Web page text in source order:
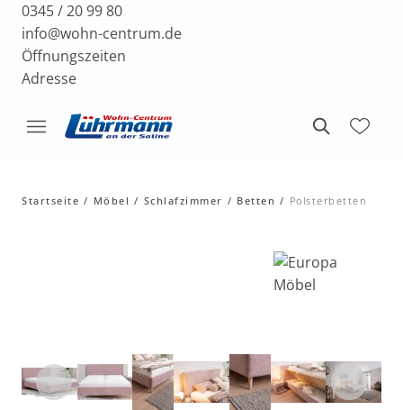
0345 / 20 99 80
info@wohn-centrum.de
Öffnungszeiten
Adresse
Startseite Möbel Schlafzimmer Betten Polsterbetten